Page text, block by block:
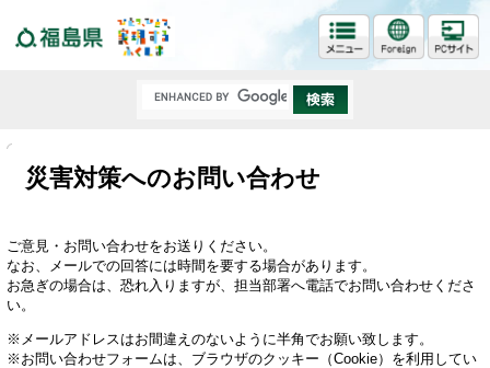
災害対策へのお問い合わせ
ご意見・お問い合わせをお送りください。
なお、メールでの回答には時間を要する場合があります。
お急ぎの場合は、恐れ入りますが、担当部署へ電話でお問い合わせくださ
い。
※メールアドレスはお間違えのないように半角でお願い致します。
※お問い合わせフォームは、ブラウザのクッキー（Cookie）を利用してい